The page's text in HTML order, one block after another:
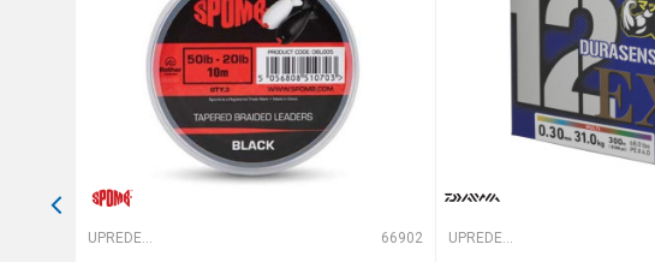
UPREDENE STRUNE 66902 UPREDENE STRUNE